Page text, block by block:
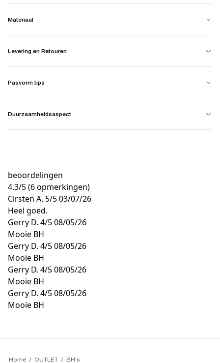
Materiaal
Levering en Retouren
Pasvorm tips
Duurzaamheidsaspect
beoordelingen
4.3/5(6 opmerkingen)
Cirsten A. 5/503/07/26
Heel goed.
Gerry D. 4/508/05/26
Mooie BH
Gerry D. 4/508/05/26
Mooie BH
Gerry D. 4/508/05/26
Mooie BH
Gerry D. 4/508/05/26
Mooie BH
Home OUTLET BH's